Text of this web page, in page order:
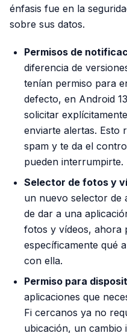
énfasis fue en la
sobre sus datos.
Permisos de
diferencia de
tenían permiso para
defecto, en Android
solicitar
enviarte alertas. Esto
spam y te da el
pueden interrumpirte.
Selector de fotos y
un nuevo selector de
de dar a una
fotos y vídeos, ahora
específicamente qué
con ella.
Permiso para
aplicaciones que
Fi cercanos ya no
ubicación, un cambio